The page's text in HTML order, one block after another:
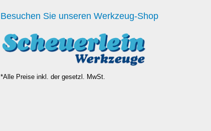
Besuchen Sie unseren Werkzeug-Shop
*Alle Preise inkl. der gesetzl. MwSt.